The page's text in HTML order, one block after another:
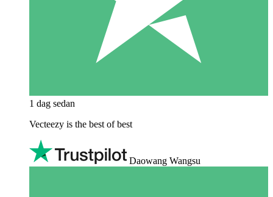
1 dag sedan
Vecteezy is the best of best
Daowang Wangsu